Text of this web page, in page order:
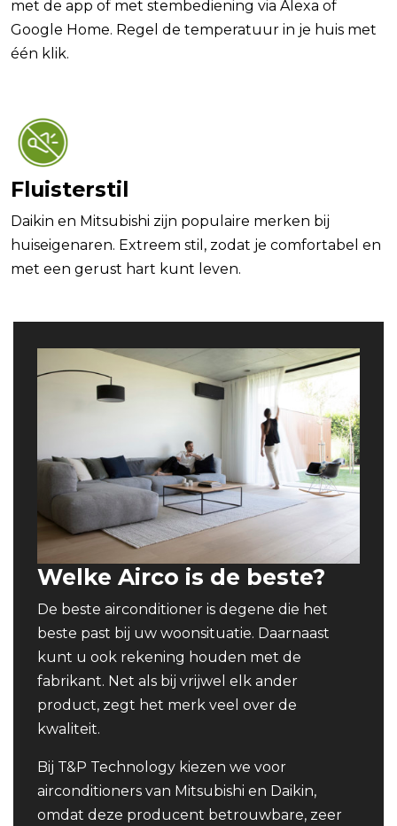
met de app of met stembediening via Alexa of
Google Home. Regel de temperatuur in je huis met
één klik.
Fluisterstil
Daikin en Mitsubishi zijn populaire merken bij
huiseigenaren. Extreem stil, zodat je comfortabel en
met een gerust hart kunt leven.
Welke Airco is de beste?
De beste airconditioner is degene die het
beste past bij uw woonsituatie. Daarnaast
kunt u ook rekening houden met de
fabrikant. Net als bij vrijwel elk ander
product, zegt het merk veel over de
kwaliteit.
Bij T&P Technology kiezen we voor
airconditioners van Mitsubishi en Daikin,
omdat deze producent betrouwbare, zeer